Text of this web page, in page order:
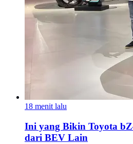
18 menit lalu
Ini yang Bikin Toyota
dari BEV Lain